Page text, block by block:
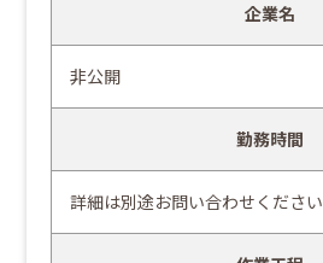
企業名
非公開
勤務時間
詳細は別途お問い合わせください